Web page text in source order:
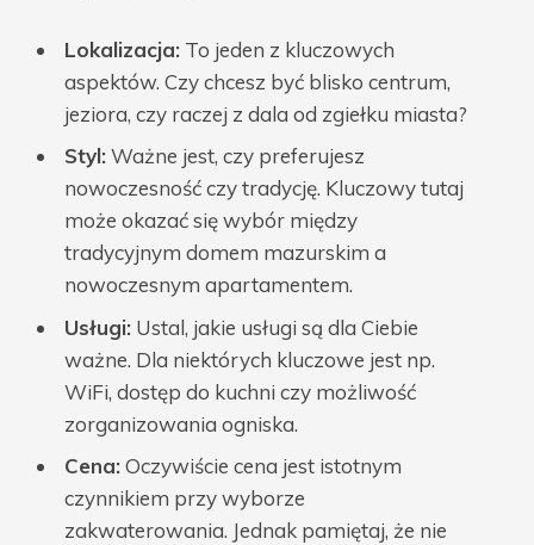
Lokalizacja: To jeden z kluczowych
aspektów. Czy chcesz być blisko centrum,
jeziora, czy raczej z dala od zgiełku miasta?
Styl: Ważne jest, czy preferujesz
nowoczesność czy tradycję. Kluczowy tutaj
może okazać się wybór między
tradycyjnym domem mazurskim a
nowoczesnym apartamentem.
Usługi: Ustal, jakie usługi są dla Ciebie
ważne. Dla niektórych kluczowe jest np.
WiFi, dostęp do kuchni czy możliwość
zorganizowania ogniska.
Cena: Oczywiście cena jest istotnym
czynnikiem przy wyborze
zakwaterowania. Jednak pamiętaj, że nie